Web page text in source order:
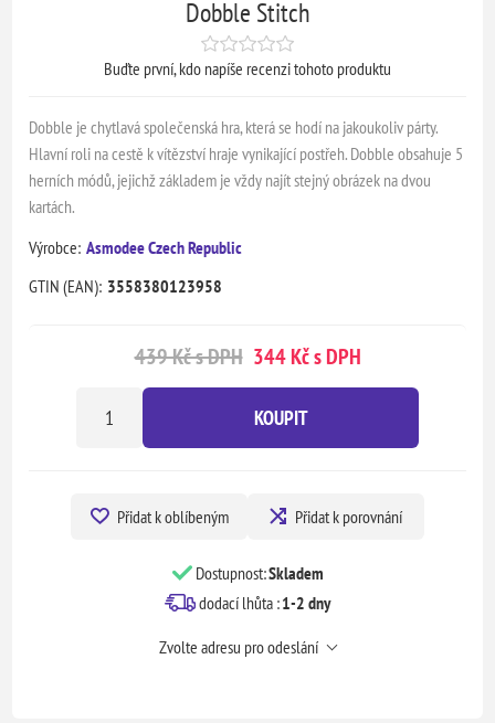
Dobble Stitch
Buďte první, kdo napíše recenzi tohoto produktu
Dobble je chytlavá společenská hra, která se hodí na jakoukoliv párty.
Hlavní roli na cestě k vítězství hraje vynikající postřeh. Dobble obsahuje 5
herních módů, jejichž základem je vždy najít stejný obrázek na dvou
kartách.
Výrobce: Asmodee Czech Republic
GTIN (EAN): 3558380123958
439 Kč s DPH 344 Kč s DPH
KOUPIT
Přidat k oblíbeným Přidat k porovnání
Dostupnost:Skladem
dodací lhůta :1-2 dny
Zvolte adresu pro odeslání